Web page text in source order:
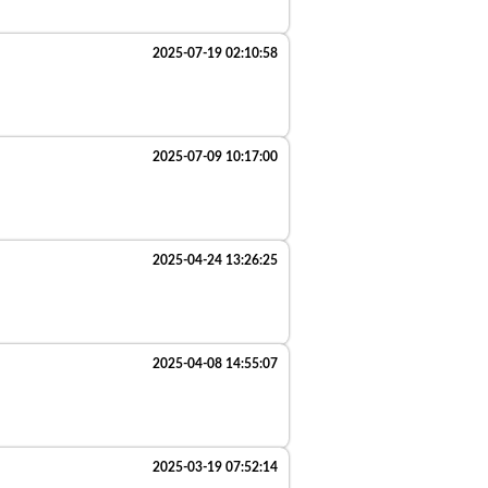
2025-07-19 02:10:58
2025-07-09 10:17:00
2025-04-24 13:26:25
2025-04-08 14:55:07
2025-03-19 07:52:14